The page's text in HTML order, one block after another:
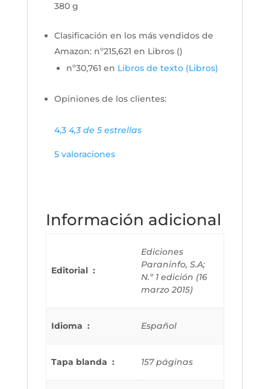
380 g
Clasificación en los más vendidos de
Amazon: nº215,621 en Libros ()
nº30,761 en Libros de texto (Libros)
Opiniones de los clientes:
4,3 4,3 de 5 estrellas
5 valoraciones
Información adicional
Editorial ‏ : ‎
Ediciones
Paraninfo, S.A;
N.º 1 edición (16
marzo 2015)
Idioma ‏ : ‎ Español
Tapa blanda ‏ : ‎ 157 páginas